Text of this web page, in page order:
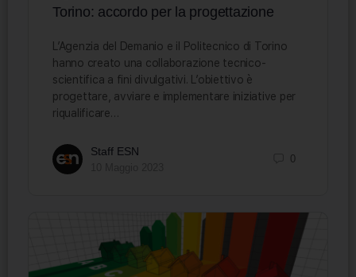
Torino: accordo per la progettazione
L’Agenzia del Demanio e il Politecnico di Torino
hanno creato una collaborazione tecnico-
scientifica a fini divulgativi. L’obiettivo è
progettare, avviare e implementare iniziative per
riqualificare…
Staff ESN
0